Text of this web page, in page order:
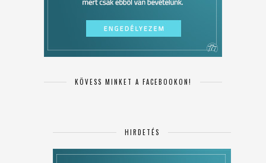
KÖVESS MINKET A FACEBOOKON!
HIRDETÉS